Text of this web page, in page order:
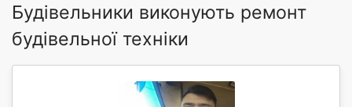
Будівельники виконують ремонт
будівельної техніки